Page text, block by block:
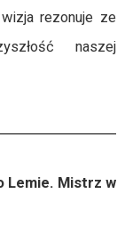
rezonuje ze
naszej
Lemie. Mistrz w